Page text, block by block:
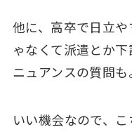
他に、高卒で日立
ゃなくて派遣とか
ニュアンスの質問も
いい機会なので、